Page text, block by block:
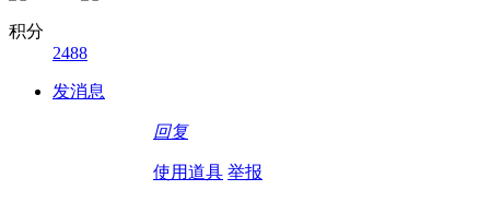
积分
2488
发消息
回复
使用道具 举报